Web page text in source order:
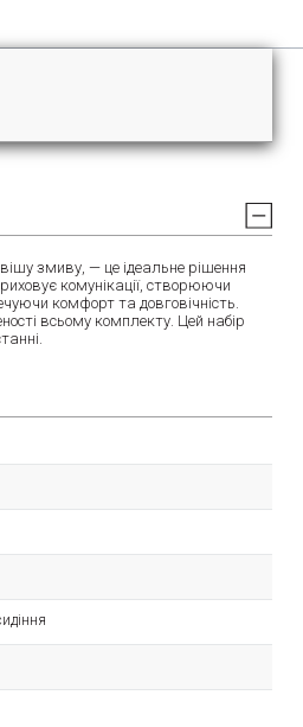
змиву, — це ідеальне рішення
комунікації, створюючи
комфорт та довговічність.
всьому комплекту. Цей набір